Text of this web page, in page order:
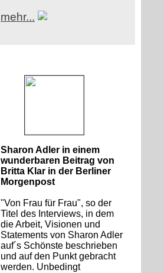
mehr...
Sharon Adler in einem
wunderbaren Beitrag von
Britta Klar in der Berliner
Morgenpost
"Von Frau für Frau", so der
Titel des Interviews, in dem
die Arbeit, Visionen und
Statements von Sharon Adler
auf´s Schönste beschrieben
und auf den Punkt gebracht
werden. Unbedingt